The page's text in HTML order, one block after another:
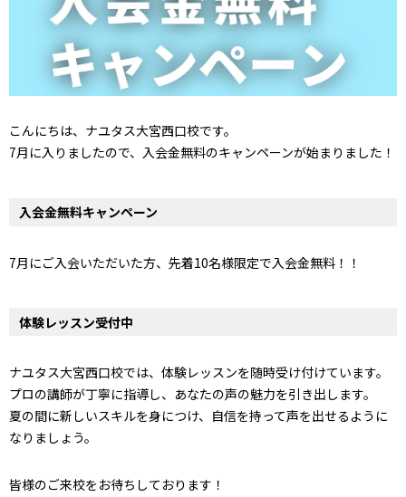
こんにちは、ナユタス大宮西口校です。
7月に入りましたので、入会金無料のキャンペーンが始まりました！
入会金無料キャンペーン
7月にご入会いただいた方、先着10名様限定で入会金無料！！
体験レッスン受付中
ナユタス大宮西口校では、体験レッスンを随時受け付けています。
プロの講師が丁寧に指導し、あなたの声の魅力を引き出します。
夏の間に新しいスキルを身につけ、自信を持って声を出せるように
なりましょう。
皆様のご来校をお待ちしております！